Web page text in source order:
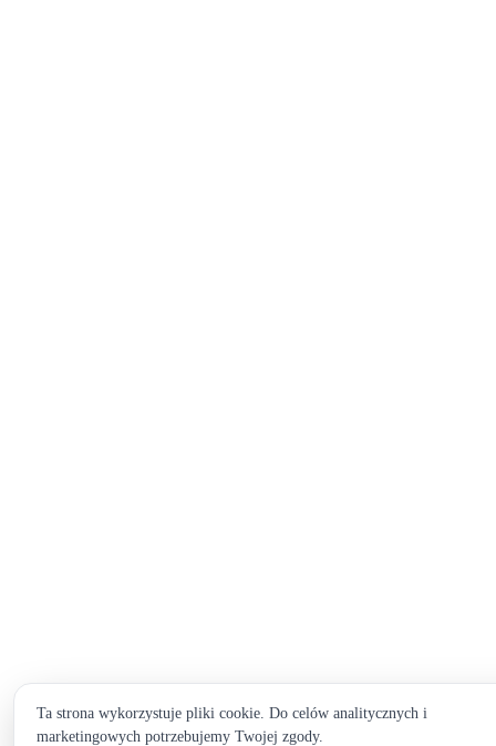
Ta strona wykorzystuje pliki cookie. Do celów analitycznych i
marketingowych potrzebujemy Twojej zgody.